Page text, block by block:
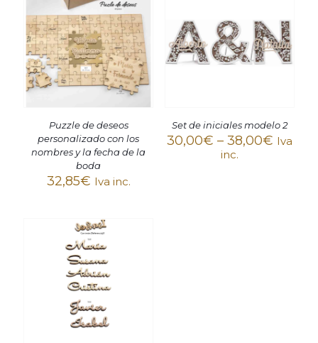
Puzzle de deseos
personalizado con los
nombres y la fecha de la
boda
32,85€ Iva inc.
Set de iniciales modelo 2
30,00€ – 38,00€ Iva
inc.